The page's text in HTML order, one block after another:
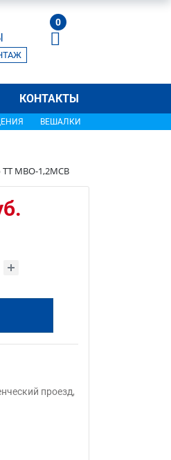
0
КОНТАКТЫ
ВЕШАЛКИ
ТТ МВО-1,2МСВ
проезд,